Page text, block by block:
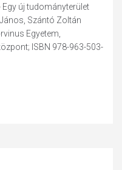
új tudományterület
Szántó Zoltán
Egyetem,
ISBN 978-963-503-